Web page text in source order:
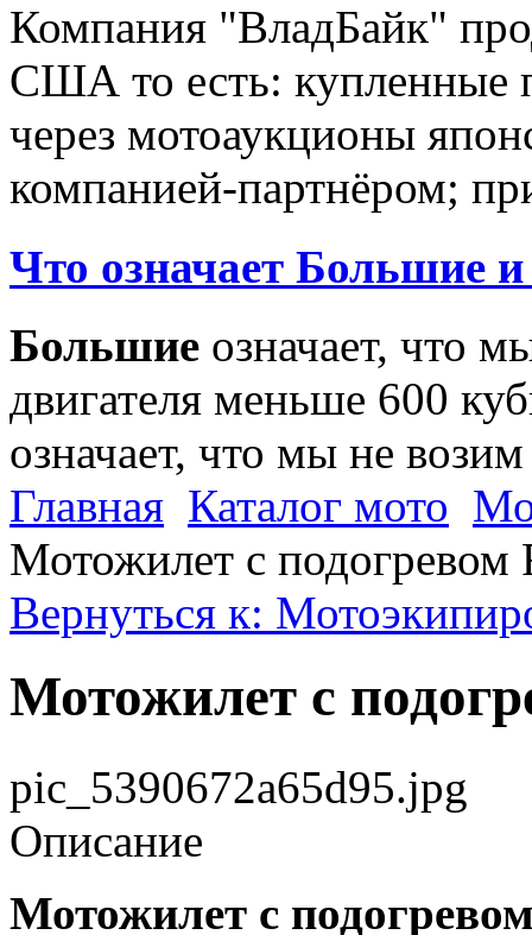
Компания "ВладБайк"
США то есть: купленные
через мотоаукционы
компанией-партнёром;
Что означает Большие
Большие означает, что
двигателя меньше 600
означает, что мы не
Главная Каталог мото
Мотожилет с подогревом
Вернуться к:
Мотожилет с
pic_5390672a65d95.jpg
Описание
Мотожилет с